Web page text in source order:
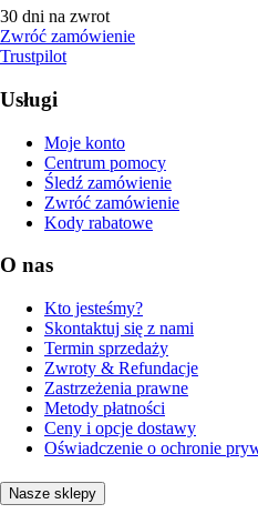
30 dni na zwrot
Zwróć zamówienie
Trustpilot
Usługi
Moje konto
Centrum pomocy
Śledź zamówienie
Zwróć zamówienie
Kody rabatowe
O nas
Kto jesteśmy?
Skontaktuj się z nami
Termin sprzedaży
Zwroty & Refundacje
Zastrzeżenia prawne
Metody płatności
Ceny i opcje dostawy
Oświadczenie o ochronie
Nasze sklepy